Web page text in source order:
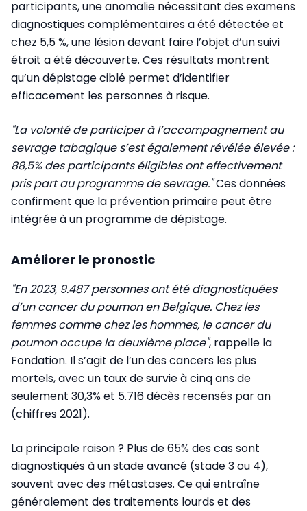
participants, une anomalie nécessitant des examens
diagnostiques complémentaires a été détectée et
chez 5,5 %, une lésion devant faire l’objet d’un suivi
étroit a été découverte. Ces résultats montrent
qu’un dépistage ciblé permet d’identifier
efficacement les personnes à risque.
"La volonté de participer à l’accompagnement au
sevrage tabagique s’est également révélée élevée :
88,5% des participants éligibles ont effectivement
pris part au programme de sevrage."Ces données
confirment que la prévention primaire peut être
intégrée à un programme de dépistage.
Améliorer le pronostic
"En 2023, 9.487 personnes ont été diagnostiquées
d’un cancer du poumon en Belgique. Chez les
femmes comme chez les hommes, le cancer du
poumon occupe la deuxième place", rappelle la
Fondation. Il s’agit de l’un des cancers les plus
mortels, avec un taux de survie à cinq ans de
seulement 30,3% et 5.716 décès recensés par an
(chiffres 2021).
La principale raison ? Plus de 65% des cas sont
diagnostiqués à un stade avancé (stade 3 ou 4),
souvent avec des métastases. Ce qui entraîne
généralement des traitements lourds et des